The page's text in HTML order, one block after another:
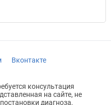
Вконтакте
консультация
на сайте, не
диагноза,